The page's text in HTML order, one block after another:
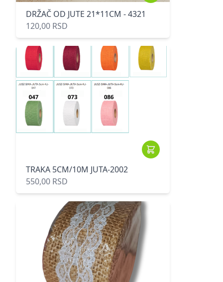
DRŽAČ OD JUTE 21*11CM - 4321
120,00 RSD
TRAKA 5CM/10M JUTA-2002
550,00 RSD